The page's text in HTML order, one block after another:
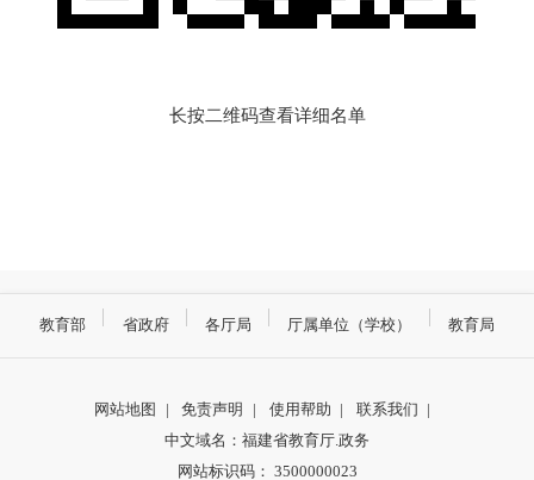
长按二维码查看详细名单
教育部 省政府 各厅局 厅属单位（学校） 教育局
网站地图 | 免责声明 | 使用帮助 | 联系我们 |
中文域名：福建省教育厅.政务
网站标识码： 3500000023